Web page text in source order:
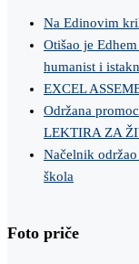
Na Edinovim
Otišao je
humanist i
EXCEL
Održana
LEKTIRA ZA
Načelnik
škola
Foto priče